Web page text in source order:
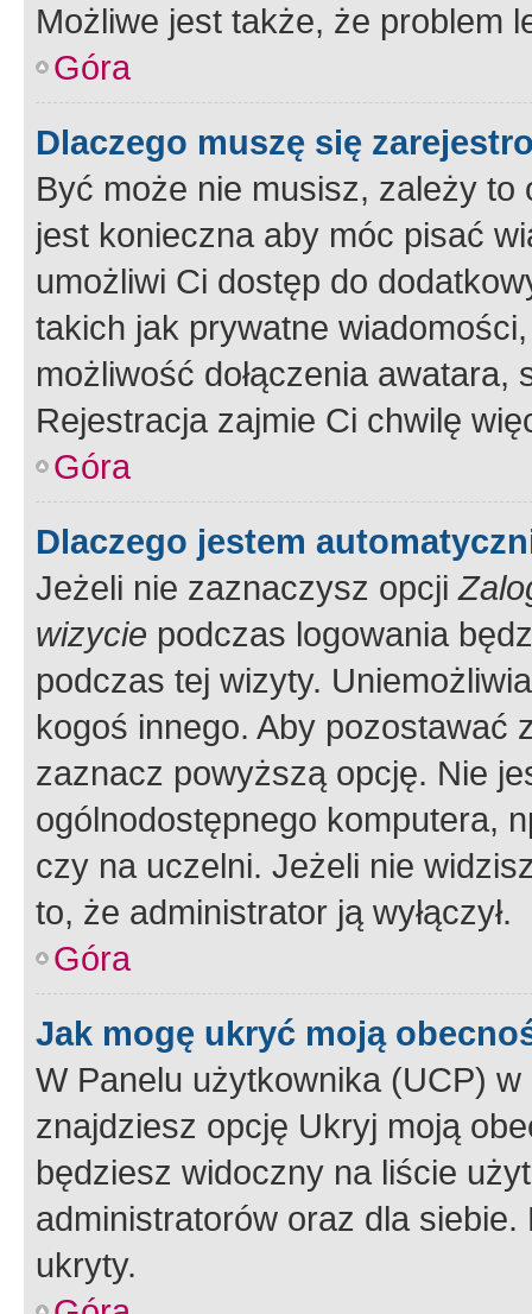
Możliwe jest także, że problem
Góra
Dlaczego muszę się
Być może nie musisz, zależy
jest konieczna aby móc pisać
umożliwi Ci dostęp do
takich jak prywatne
możliwość dołączenia
Rejestracja zajmie Ci chwilę
Góra
Dlaczego jestem
Jeżeli nie zaznaczysz opcji
wizycie podczas logowania
podczas tej wizyty.
kogoś innego. Aby pozostawać
zaznacz powyższą opcję. Nie
ogólnodostępnego komputera,
czy na uczelni. Jeżeli nie
to, że administrator ją wyłączył.
Góra
Jak mogę ukryć moją
W Panelu użytkownika (UCP) w
znajdziesz opcję Ukryj moją
będziesz widoczny na liście
administratorów oraz dla
ukryty.